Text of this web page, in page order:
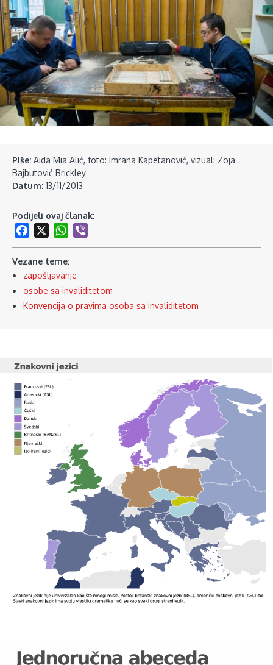
Piše: Aida Mia Alić, foto: Imrana Kapetanović, vizual: Zoja
Bajbutović Brickley
Datum: 13/11/2013
Podijeli ovaj članak:
Facebook
WhatsApp
Vezane teme:
zapošljavanje
osobe sa invaliditetom
Konvencija o pravima osoba sa invaliditetom